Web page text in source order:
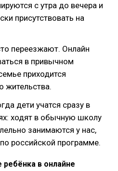
с утра до вечера и
присутствовать на
переезжают. Онлайн
в привычном
приходится
жительства.
дети учатся сразу в
ходят в обычную школу
занимаются у нас,
российской программе.
в онлайне